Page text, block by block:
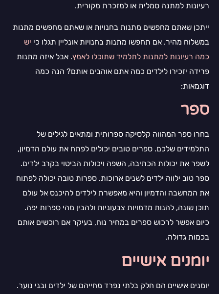
רעיונות למתנה סמלית או למזכרת מקורית.
ייתכן שאתם מחפשים מתנות בחנויות או שאתם מחפשים מתנות
במשלוח מהיר. אם תחפשו מתנות בחנויות אונליין תגלו כי יש
כמה רעיונות למתנות לתלמיד שתוכלו לאמץ. אבל איזה מתנות
פרידה יזכירו לילדים כמה אתם אוהבים אותם? הנה כמה
דוגמאות:
ספר
בחרו ספר המהווה קלסיקה ספרותית ומתאים לגילים של
התלמידים שלכם. ספרים טובים יכולים לפתח את עולם הדמיון,
לשפר את יכולות הכתיבה, השפה ויכולות הביטוי בקרב ילדים.
ספר טוב ילווה ילדים לשנים ארוכות. ספרות טובה יכולה לפתוח
את המחשבה והדמיון והיא מאפשרת לילדים להיכנס אל עולם
תוכן שונה, להנות מדמויות צבעוניות ולהבין מהי ספרות יפה.
כיום אפשר לרכוש ספרים במחיר נוח, בעיקר אם רוכשים אותם
בכמות גדולה.
יומנים אישיים
יומנים אישיים הם חלק בלתי נפרד מחייהם של ילדים ובני נוער.